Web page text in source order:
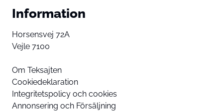
Information
Horsensvej 72A
Vejle 7100
Om Teksajten
Cookiedeklaration
Integritetspolicy och cookies
Annonsering och Försäljning